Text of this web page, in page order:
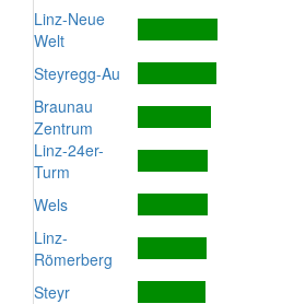
Linz-Neue
Welt
Steyregg-Au
Braunau
Zentrum
Linz-24er-
Turm
Wels
Linz-
Römerberg
Steyr